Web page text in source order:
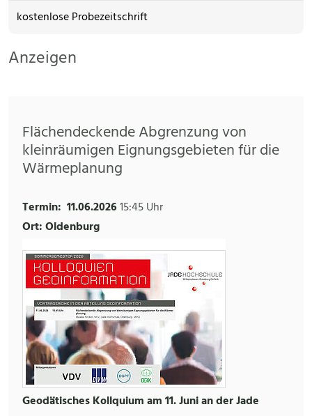
kostenlose Probezeitschrift
Anzeigen
Flächendeckende Abgrenzung von
kleinräumigen Eignungsgebieten für die
Wärmeplanung
Termin: 11.06.202615:45 Uhr
Ort: Oldenburg
Geodätisches Kollquium am 11. Juni an der Jade